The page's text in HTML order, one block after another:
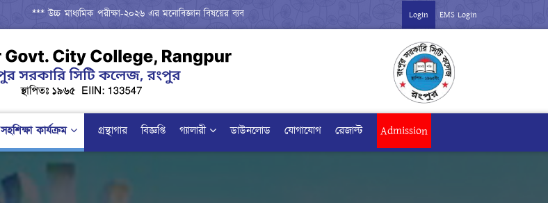
*** উচ্চ মাধ্যমিক পরীক্ষা-২০২৬ এর মনোবিজ্ঞান বিষয়ের ব্যবহারিক পরীক্ষা সংক্রান্ত বিজ্ঞপ্তি *** *** ক্লাশ স্থগিত ও জুলাই অভ্যুত্থান
Login EMS Login
সহশিক্ষা কার্যক্রম গ্রন্থাগার বিজ্ঞপ্তি গ্যালারী ডাউনলোড যোগাযোগ রেজাল্ট Admission